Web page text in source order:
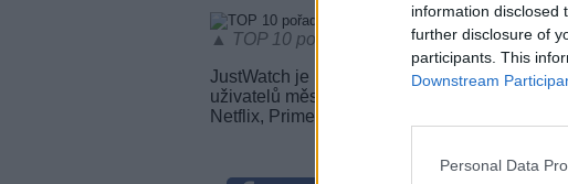
information disclosed
further disclosure of
participants. This
Downstream
Personal Data
▲ TOP 10 pořadů července na JustWatch
JustWatch je mezinárodní průvodce
uživatelů měsíčně najít něco skvělého ke
Netflix, Prime Video, Disney+ atd. ve 100